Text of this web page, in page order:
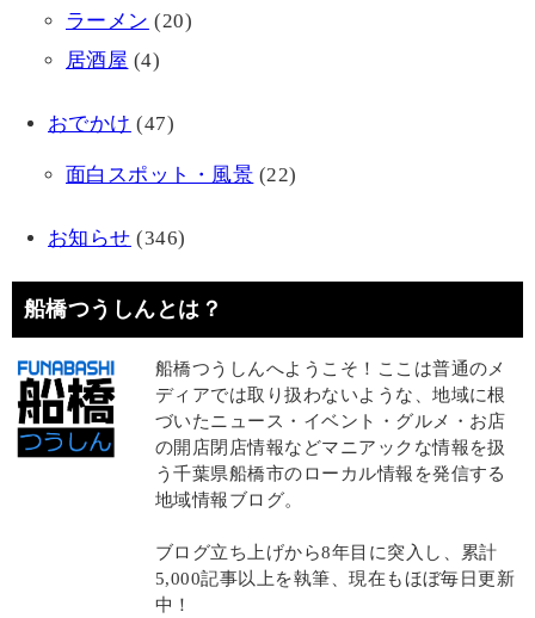
ラーメン (20)
居酒屋 (4)
おでかけ (47)
面白スポット・風景 (22)
お知らせ (346)
船橋つうしんとは？
船橋つうしんへようこそ！ここは普通のメ
ディアでは取り扱わないような、地域に根
づいたニュース・イベント・グルメ・お店
の開店閉店情報などマニアックな情報を扱
う千葉県船橋市のローカル情報を発信する
地域情報ブログ。
ブログ立ち上げから8年目に突入し、累計
5,000記事以上を執筆、現在もほぼ毎日更新
中！